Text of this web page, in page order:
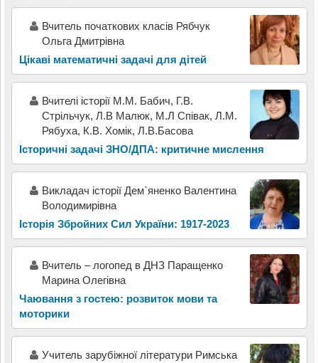
Вчитель початкових класів Рябчук
Ольга Дмитрівна
Цікаві математичні задачі для дітей
Вчителі історії М.М. Бабич, Г.В.
Стрільчук, Л.В Малюк, М.Л Співак, Л.М.
Рябуха, К.В. Хомік, Л.В.Басова
Історичні задачі ЗНО/ДПА: критичне мислення
Викладач історії Дем`яненко Валентина
Володимирівна
Історія Збройних Сил України: 1917-2023
Вчитель – логопед в ДНЗ Паращенко
Марина Олегівна
Чаювання з гостею: розвиток мови та
моторики
Учитель зарубіжної літератури Римська